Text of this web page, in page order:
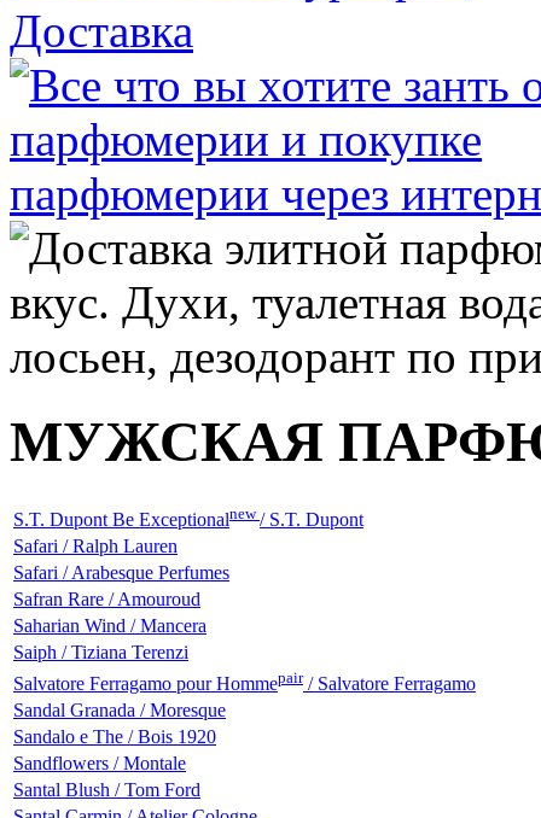
Доставка
МУЖСКАЯ
S.T. Dupont Be Exceptionalnew/ S.T. Dupont
Safari / Ralph Lauren
Safari / Arabesque Perfumes
Safran Rare / Amouroud
Saharian Wind / Mancera
Saiph / Tiziana Terenzi
Salvatore Ferragamo pour Hommepair/ Salvatore Ferragamo
Sandal Granada / Moresque
Sandalo e The / Bois 1920
Sandflowers / Montale
Santal Blush / Tom Ford